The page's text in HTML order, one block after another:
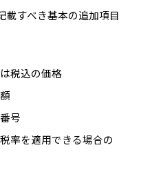
載すべき基本の追加項目
税込の価格
号
率を適用できる場合の